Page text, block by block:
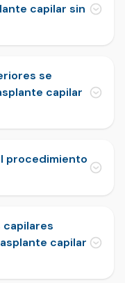
capilar sin
se
capilar
procedimiento
capilar